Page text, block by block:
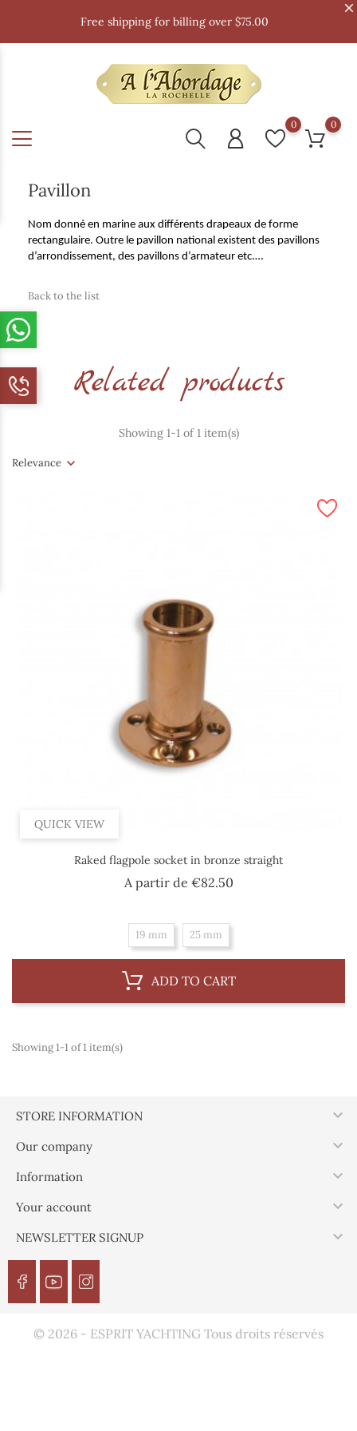
Free shipping for billing over $75.00
0 0
Pavillon
Nom donné en marine aux différents drapeaux de forme
rectangulaire. Outre le pavillon national existent des pavillons
d’arrondissement, des pavillons d’armateur etc.…
Back to the list
Related products
Relevance
Showing 1-1 of 1 item(s)
QUICK VIEW
Raked flagpole socket in bronze straight
A partir de €82.50Price
19 mm 25 mm
ADD TO CART
Showing 1-1 of 1 item(s)
STORE INFORMATION 
Our company 
Information 
Your account 
NEWSLETTER SIGNUP 
© 2026 - ESPRIT YACHTING Tous droits réservés